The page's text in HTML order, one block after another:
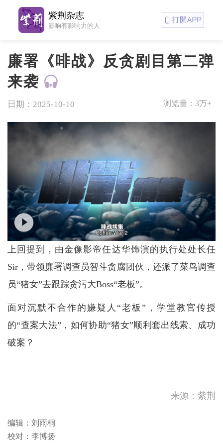
廉署《啡战》反贪剧目第二弹
来袭
日期：2025-10-10 浏览量： 3万+
上回提到，由金像影帝任达华饰演的执行处处长任
Sir，带领廉署调查员智斗贪腐团伙，还派了菜鸟调查
员“猪女”去跟踪贪污大Boss“老板”。
面对沉默不合作的嫌疑人“老板”，学堂教官传授
的“查案大法”，如何协助“猪女”顺利套出线索、成功
破案？
来源：紫荆
编辑：刘雨桐
校对：李博扬
紫荆杂志
影响有影响力的人